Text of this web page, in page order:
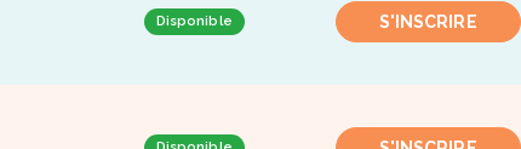
Disponible S'INSCRIRE